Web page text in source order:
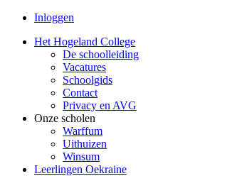
Inloggen
Het Hogeland College
De schoolleiding
Vacatures
Schoolgids
Contact
Privacy en AVG
Onze scholen
Warffum
Uithuizen
Winsum
Leerlingen Oekraine